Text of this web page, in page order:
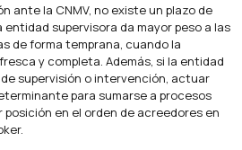
ante la CNMV, no existe un plazo de
supervisora da mayor peso a las
de forma temprana, cuando la
y completa. Además, si la entidad
supervisión o intervención, actuar
para sumarse a procesos
en el orden de acreedores en